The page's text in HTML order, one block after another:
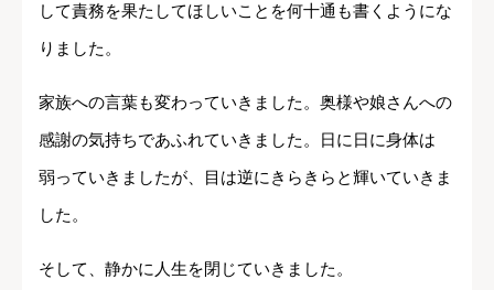
して責務を果たしてほしいことを何十通も書くようにな
りました。
家族への言葉も変わっていきました。奥様や娘さんへの
感謝の気持ちであふれていきました。日に日に身体は
弱っていきましたが、目は逆にきらきらと輝いていきま
した。
そして、静かに人生を閉じていきました。